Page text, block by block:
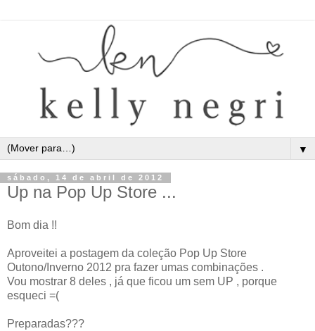
▼
sábado, 14 de abril de 2012
Up na Pop Up Store ...
Bom dia !!
Aproveitei a postagem da coleção Pop Up Store
Outono/Inverno 2012 pra fazer umas combinações .
Vou mostrar 8 deles , já que ficou um sem UP , porque
esqueci =(
Preparadas???